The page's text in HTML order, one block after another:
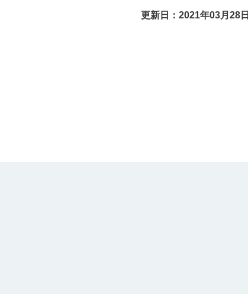
更新日： 2021年03月28日